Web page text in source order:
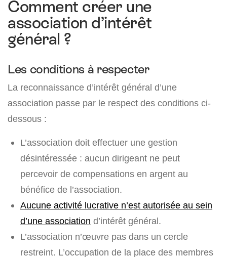
Comment créer une
association d’intérêt
général ?
Les conditions à respecter
La reconnaissance d’intérêt général d’une
association passe par le respect des conditions ci-
dessous :
L’association doit effectuer une gestion
désintéressée : aucun dirigeant ne peut
percevoir de compensations en argent au
bénéfice de l’association.
Aucune activité lucrative n’est autorisée au sein
d’une association d’intérêt général.
L’association n’œuvre pas dans un cercle
restreint. L’occupation de la place des membres